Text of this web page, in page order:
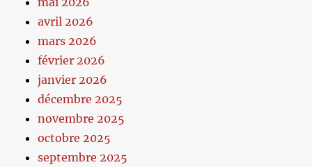
avril 2026
mars 2026
février 2026
janvier 2026
décembre 2025
novembre 2025
octobre 2025
septembre 2025